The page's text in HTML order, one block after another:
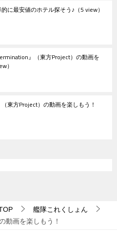
に最安値のホテル探そう♪ （5 view）
』（東方Project）の動画を
）
（東方Project）の動画を楽しもう！
艦隊これくしょん
動画を楽しもう！